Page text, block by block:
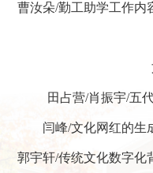
曹汝朵/勤工助学工作内
田占营/肖振宇/五
闫峰/文化网红的生
郭宇轩/传统文化数字化